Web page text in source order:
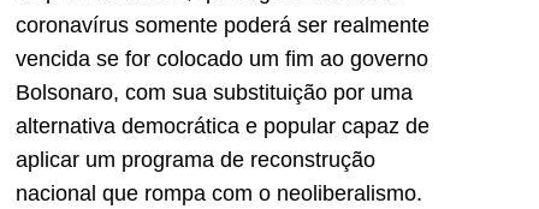
coronavírus somente poderá ser realmente
vencida se for colocado um fim ao governo
Bolsonaro, com sua substituição por uma
alternativa democrática e popular capaz de
aplicar um programa de reconstrução
nacional que rompa com o neoliberalismo.